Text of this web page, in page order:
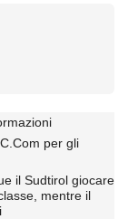
per gli
il Sudtirol giocare
mentre il